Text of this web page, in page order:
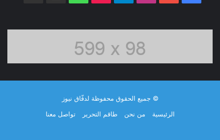
© جميع الحقوق محفوظة لدفّاق نيوز
الرئيسية
من نحن طاقم التحرير تواصل معنا